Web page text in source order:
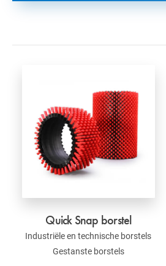
Quick Snap borstel
Industriële en technische borstels
Gestanste borstels